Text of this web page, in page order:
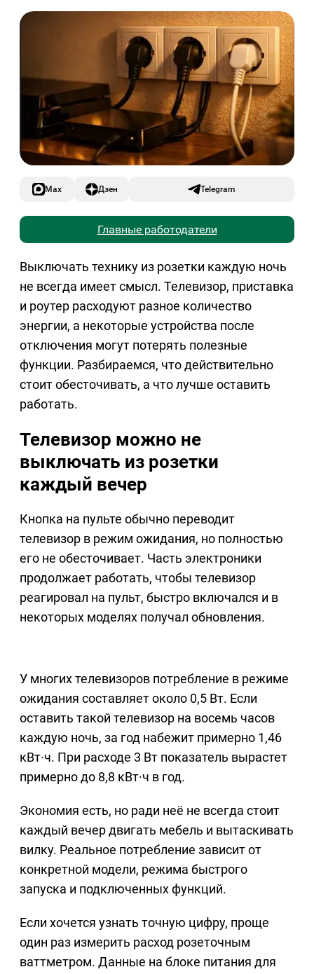
Max Дзен Telegram
Главные работодатели
Выключать технику из розетки каждую ночь
не всегда имеет смысл. Телевизор, приставка
и роутер расходуют разное количество
энергии, а некоторые устройства после
отключения могут потерять полезные
функции. Разбираемся, что действительно
стоит обесточивать, а что лучше оставить
работать.
Телевизор можно не
выключать из розетки
каждый вечер
Кнопка на пульте обычно переводит
телевизор в режим ожидания, но полностью
его не обесточивает. Часть электроники
продолжает работать, чтобы телевизор
реагировал на пульт, быстро включался и в
некоторых моделях получал обновления.
У многих телевизоров потребление в режиме
ожидания составляет около 0,5 Вт. Если
оставить такой телевизор на восемь часов
каждую ночь, за год набежит примерно 1,46
кВт·ч. При расходе 3 Вт показатель вырастет
примерно до 8,8 кВт·ч в год.
Экономия есть, но ради неё не всегда стоит
каждый вечер двигать мебель и вытаскивать
вилку. Реальное потребление зависит от
конкретной модели, режима быстрого
запуска и подключенных функций.
Если хочется узнать точную цифру, проще
один раз измерить расход розеточным
ваттметром. Данные на блоке питания для